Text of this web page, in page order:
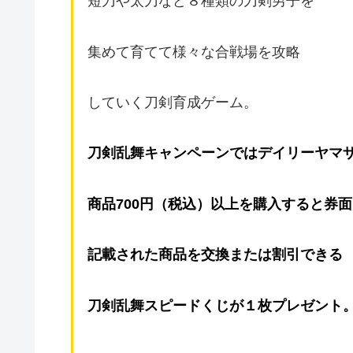
集めて育てて様々な合戦場を攻略
していく刀剣育成ゲーム。
刀剣乱舞キャンペーンではデイリーヤマ
商品700円（税込）以上を購入すると券
記載された商品を交換または割引できる
刀剣乱舞スピードくじが１枚プレゼント。